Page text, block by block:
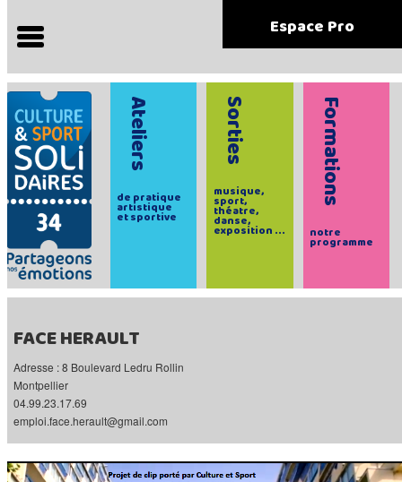
Espace Pro
Ateliers
de pratique
artistique
et sportive
Sorties
musique,
sport,
théatre,
danse,
exposition ...
Formations
notre
programme
FACE HERAULT
Adresse : 8 Boulevard Ledru Rollin
Montpellier
04.99.23.17.69
emploi.face.herault@gmail.com